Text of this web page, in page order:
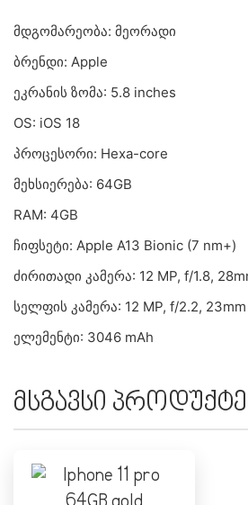
მდგომარეობა: მეორადი
ბრენდი: Apple
ეკრანის ზომა: 5.8 inches
OS: iOS 18
პროცესორი: Hexa-core
მეხსიერება: 64GB
RAM: 4GB
ჩიფსეტი: Apple A13 Bionic (7 nm+)
ძირითადი კამერა: 12 MP, f/1.8,
სელფის კამერა: 12 MP, f/2.2,
ელემენტი: 3046 mAh
მსგავსი